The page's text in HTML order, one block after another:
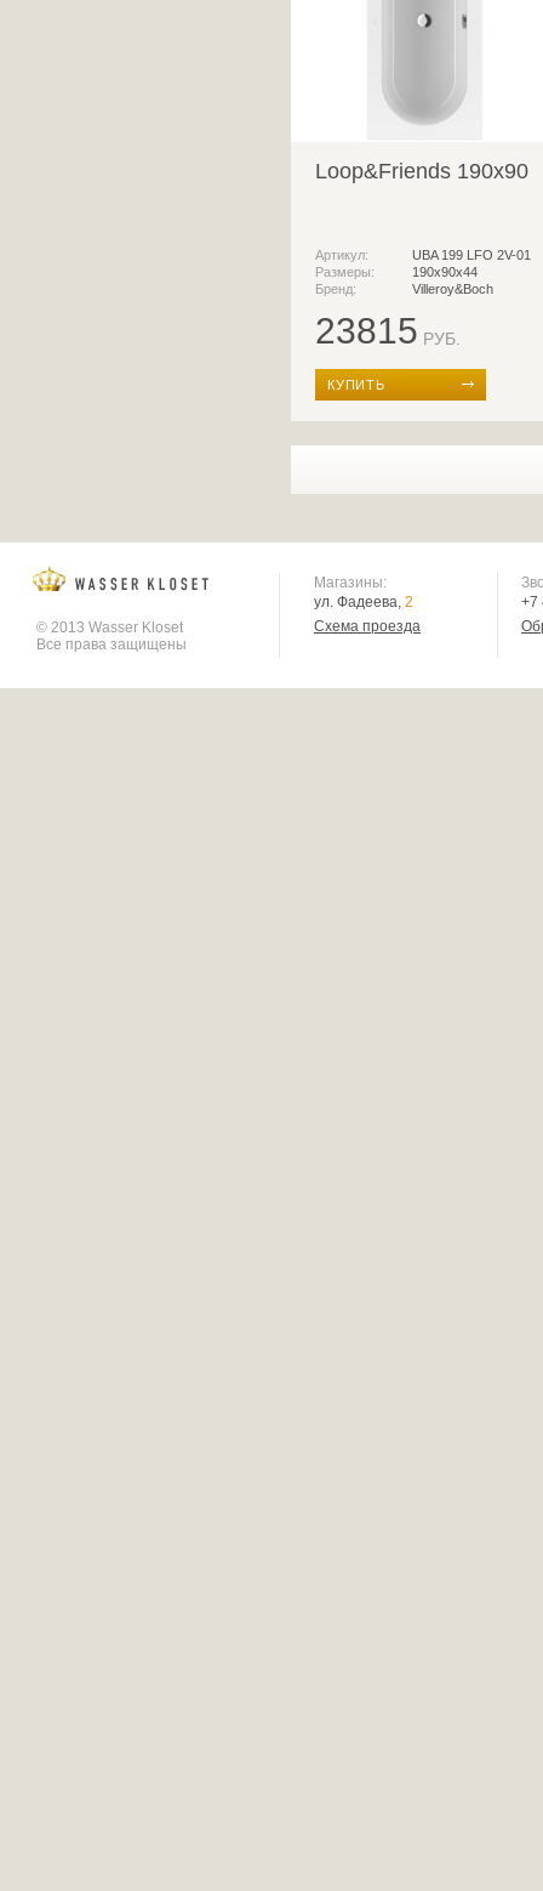
Loop&Friends 190x90
Артикул:
UBA 199 LFO 2V-01
Размеры:
190x90х44
Бренд:
Villeroy&Boch
23815 РУБ.
КУПИТЬ
© 2013 Wasser Kloset
Все права защищены
Магазины:
ул. Фадеева, 2
Схема проезда
+7